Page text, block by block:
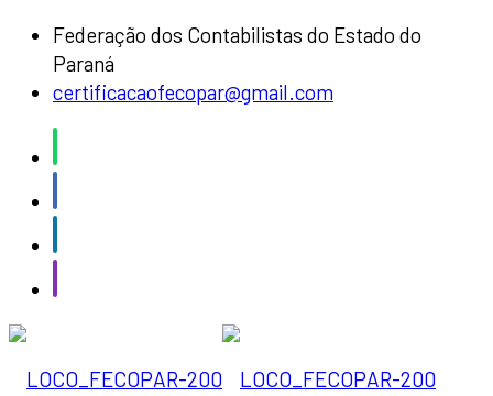
Federação dos Contabilistas do Estado do
Paraná
certificacaofecopar@gmail.com